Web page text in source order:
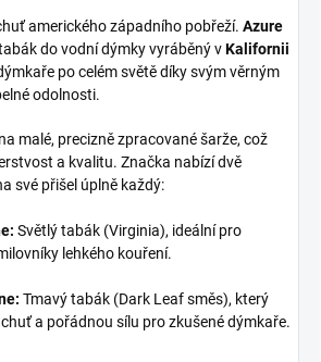
amerického západního pobřeží. Azure
do vodní dýmky vyráběný vKalifornii
po celém světě díky svým věrným
odolnosti.
malé, precizně zpracované šarže, což
a kvalitu. Značka nabízí dvě
své přišel úplně každý:
Světlý tabák (Virginia), ideální pro
lehkého kouření.
Tmavý tabák (Dark Leaf směs), který
a pořádnou sílu pro zkušené dýmkaře.